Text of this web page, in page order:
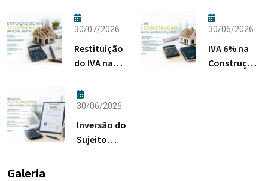
30/07/2026
Restituição
do IVA na
Quem Pode
Pedir?
30/06/2026
IVA 6% na
Construção:
30/06/2026
Inversão do
Sujeito
Galeria